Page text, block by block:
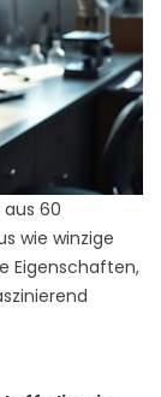
aus 60
wie winzige
Eigenschaften,